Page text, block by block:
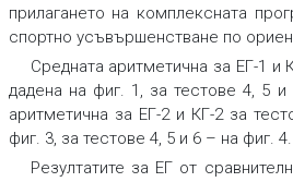
прилагането на комплексната
спортно усъвършенстване по
Средната аритметична за ЕГ-1 и
дадена на фиг. 1, за тестове 4, 5
аритметична за ЕГ-2 и КГ-2 за
фиг. 3, за тестове 4, 5 и 6 – на фиг. 4.
Резултатите за ЕГ от